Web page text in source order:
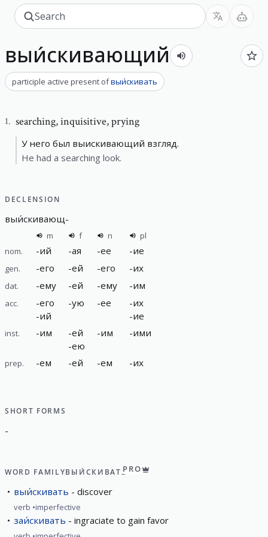
выи́скивающий
participle active present ofвыи́скивать
1. searching,inquisitive, prying
У него был выискивающий взгляд.
He had a searching look.
DECLENSION
выи́скивающ-
m f n
pl
nom.
-ий -ая -ее -ие
gen. -его -ей -его -их
dat. -ему -ей -ему -им
acc. -его
-ий
-ую -ее -их
-ие
inst. -им -ей
-ею
-им -ими
prep. -ем -ей -ем -их
SHORT FORMS
-
WORD FAMILYВЫИ́СКИВАТЬPRO
выи́скивать discover
verb imperfective
заи́скивать ingraciate to gain favor